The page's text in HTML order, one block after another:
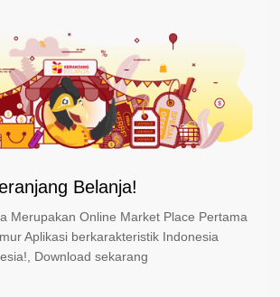
Belanja!
Merupakan Online Market Place Pertama
Aplikasi berkarakteristik Indonesia
Download sekarang